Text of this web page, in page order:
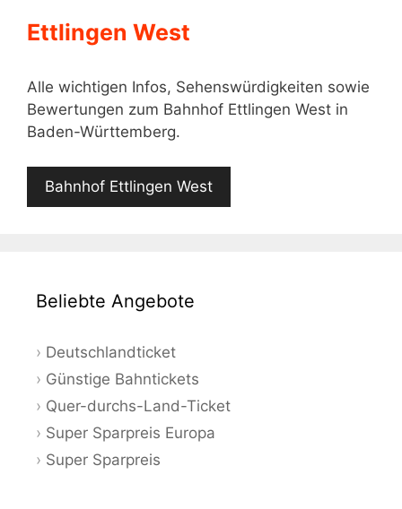
Ettlingen West
Alle wichtigen Infos, Sehenswürdigkeiten sowie
Bewertungen zum Bahnhof Ettlingen West in
Baden-Württemberg.
Bahnhof Ettlingen West
Beliebte Angebote
Deutschlandticket
Günstige Bahntickets
Quer-durchs-Land-Ticket
Super Sparpreis Europa
Super Sparpreis